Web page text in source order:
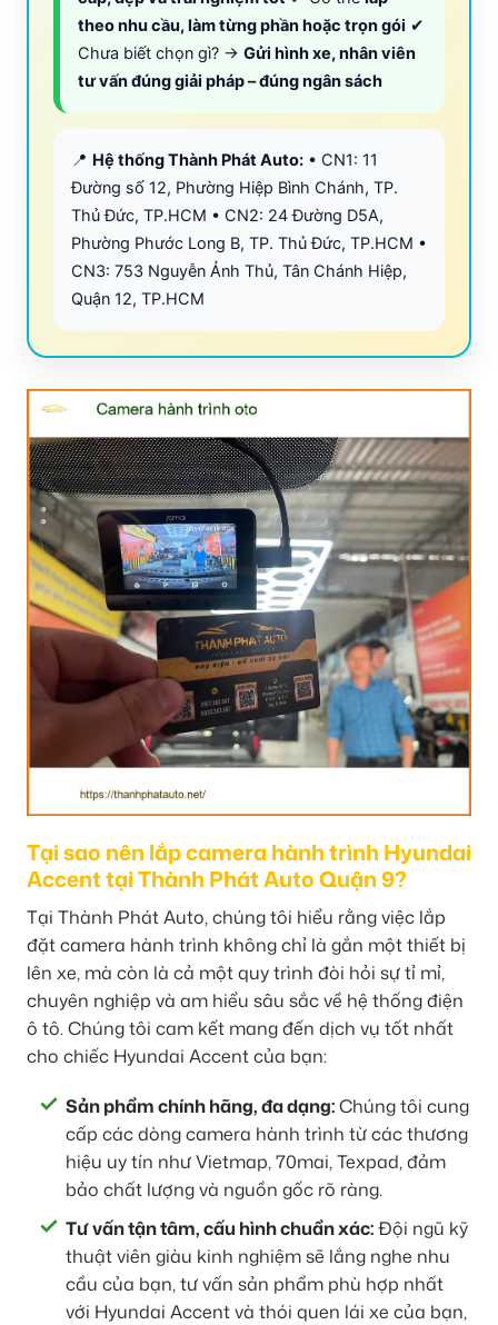
theo nhu cầu, làm từng phần hoặc trọn gói ✔
Chưa biết chọn gì? → Gửi hình xe, nhân viên
tư vấn đúng giải pháp – đúng ngân sách
📍 Hệ thống Thành Phát Auto: • CN1: 11
Đường số 12, Phường Hiệp Bình Chánh, TP.
Thủ Đức, TP.HCM • CN2: 24 Đường D5A,
Phường Phước Long B, TP. Thủ Đức, TP.HCM •
CN3: 753 Nguyễn Ảnh Thủ, Tân Chánh Hiệp,
Quận 12, TP.HCM
Tại sao nên lắp camera hành trình Hyundai
Accent tại Thành Phát Auto Quận 9?
Tại Thành Phát Auto, chúng tôi hiểu rằng việc lắp
đặt camera hành trình không chỉ là gắn một thiết bị
lên xe, mà còn là cả một quy trình đòi hỏi sự tỉ mỉ,
chuyên nghiệp và am hiểu sâu sắc về hệ thống điện
ô tô. Chúng tôi cam kết mang đến dịch vụ tốt nhất
cho chiếc Hyundai Accent của bạn:
Sản phẩm chính hãng, đa dạng:Chúng tôi cung
cấp các dòng camera hành trình từ các thương
hiệu uy tín như Vietmap, 70mai, Texpad, đảm
bảo chất lượng và nguồn gốc rõ ràng.
Tư vấn tận tâm, cấu hình chuẩn xác:Đội ngũ kỹ
thuật viên giàu kinh nghiệm sẽ lắng nghe nhu
cầu của bạn, tư vấn sản phẩm phù hợp nhất
với Hyundai Accent và thói quen lái xe của bạn,